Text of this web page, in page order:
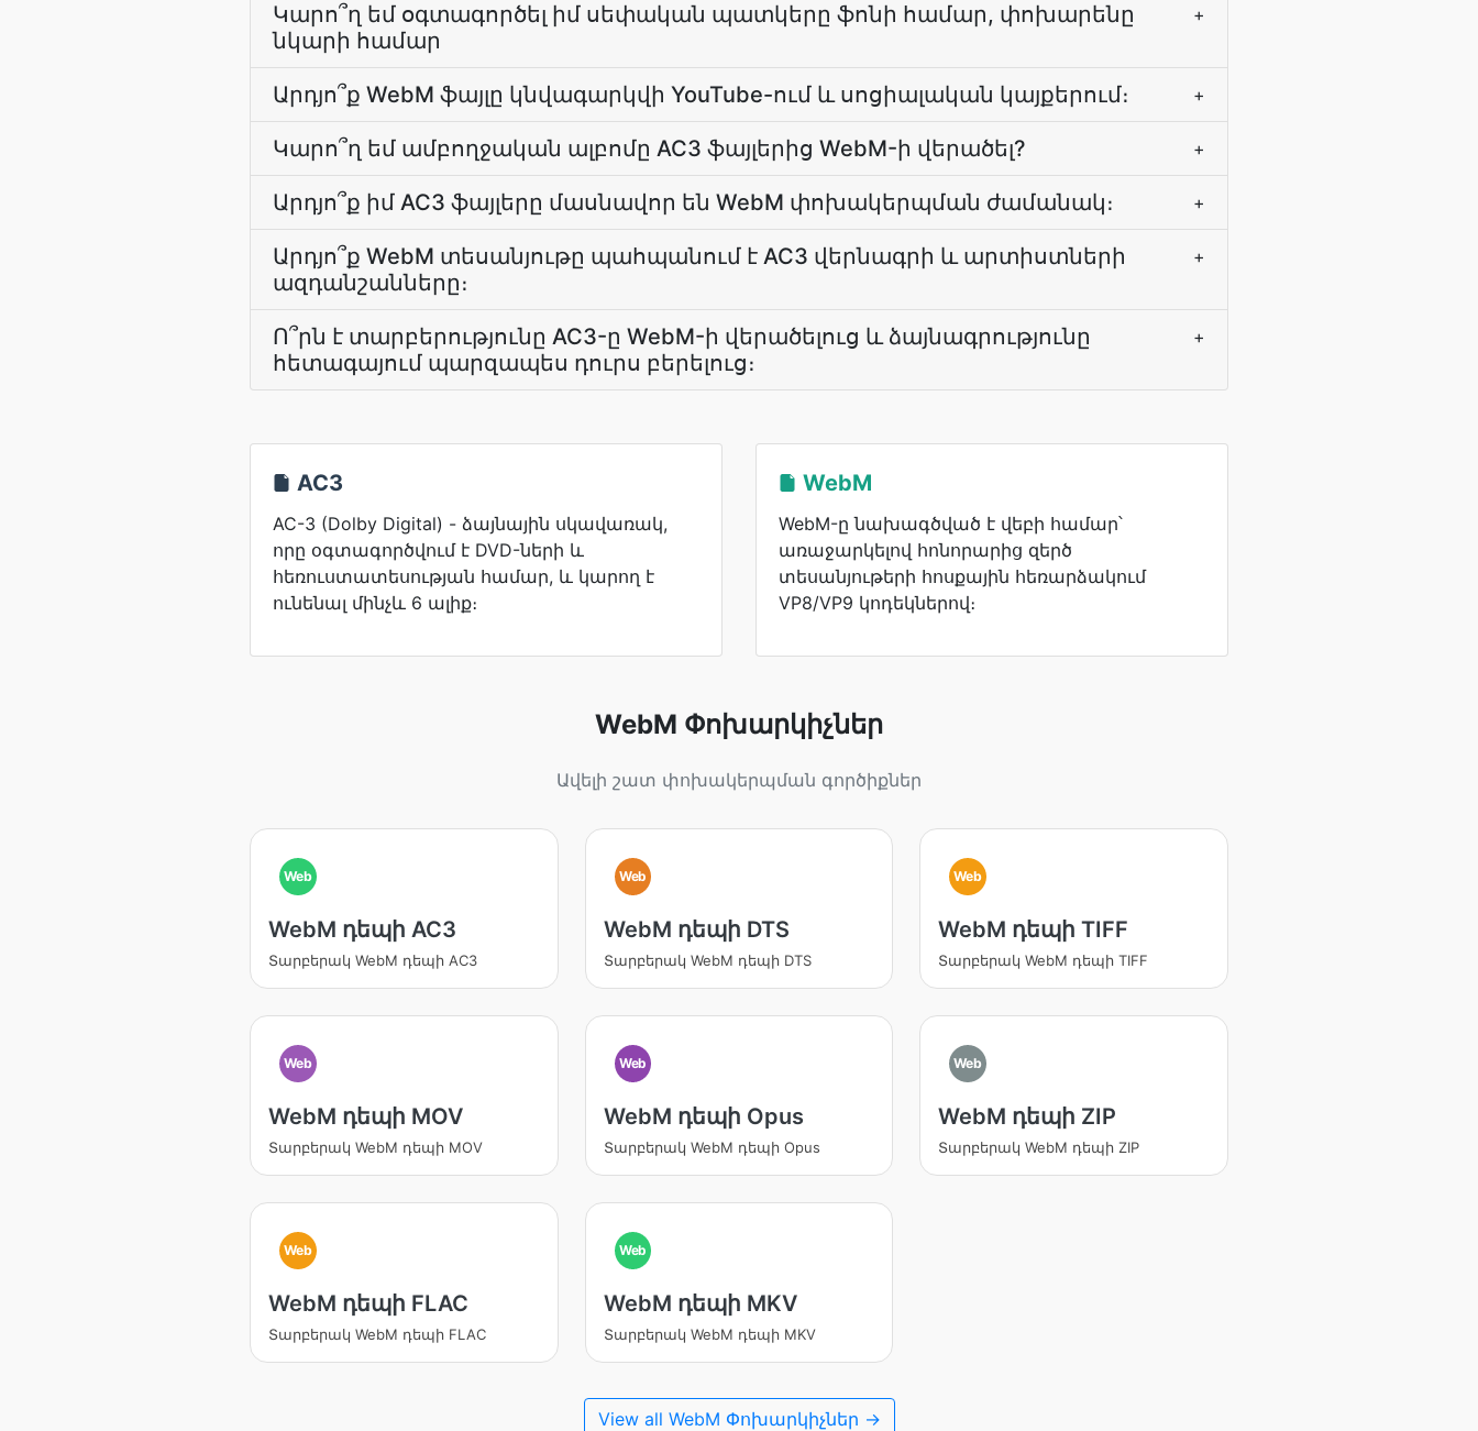
Կարո՞ղ եմ օգտագործել իմ սեփական պատկերը ֆոնի համար, փոխարենը
նկարի համար
+
Արդյո՞ք WebM ֆայլը կնվագարկվի YouTube-ում և սոցիալական կայքերում։ +
Կարո՞ղ եմ ամբողջական ալբոմը AC3 ֆայլերից WebM-ի վերածել? +
Արդյո՞ք իմ AC3 ֆայլերը մասնավոր են WebM փոխակերպման ժամանակ։ +
Արդյո՞ք WebM տեսանյութը պահպանում է AC3 վերնագրի և արտիստների
ազդանշանները։
+
Ո՞րն է տարբերությունը AC3-ը WebM-ի վերածելուց և ձայնագրությունը
հետագայում պարզապես դուրս բերելուց։
+
AC3
AC-3 (Dolby Digital) - ձայնային սկավառակ,
որը օգտագործվում է DVD-ների և
հեռուստատեսության համար, և կարող է
ունենալ մինչև 6 ալիք։
WebM
WebM-ը նախագծված է վեբի համար՝
առաջարկելով հոնորարից զերծ
տեսանյութերի հոսքային հեռարձակում
VP8/VP9 կոդեկներով։
WebM Փոխարկիչներ
Ավելի շատ փոխակերպման գործիքներ
Web
WebM դեպի AC3
Տարբերակ WebM դեպի AC3
Web
WebM դեպի DTS
Տարբերակ WebM դեպի DTS
Web
WebM դեպի TIFF
Տարբերակ WebM դեպի TIFF
Web
WebM դեպի MOV
Տարբերակ WebM դեպի MOV
Web
WebM դեպի Opus
Տարբերակ WebM դեպի Opus
Web
WebM դեպի ZIP
Տարբերակ WebM դեպի ZIP
Web
WebM դեպի FLAC
Տարբերակ WebM դեպի FLAC
Web
WebM դեպի MKV
Տարբերակ WebM դեպի MKV
View all WebM Փոխարկիչներ →